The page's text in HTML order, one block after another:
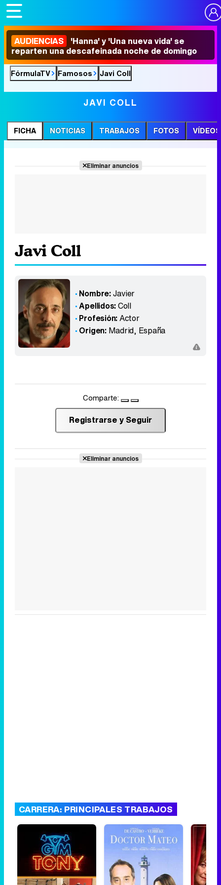
AUDIENCIAS 'Hanna' y 'Una nueva vida' se
reparten una descafeinada noche de domingo
FórmulaTV Famosos Javi Coll
JAVI COLL
FICHA NOTICIAS TRABAJOS FOTOS VÍDEOS
Eliminar anuncios
Javi Coll
Nombre:Javier
Apellidos:Coll
Profesión:Actor
Origen: Madrid, España
Comparte:
Registrarse y Seguir
Eliminar anuncios
CARRERA: PRINCIPALES TRABAJOS